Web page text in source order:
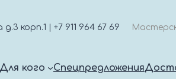
корп.1 | +7 911 964 67 69
Для кого Спецпредложения